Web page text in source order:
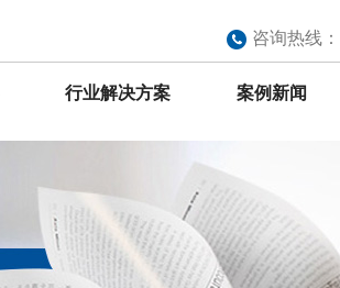
咨询热线：
行业解决方案 案例新闻